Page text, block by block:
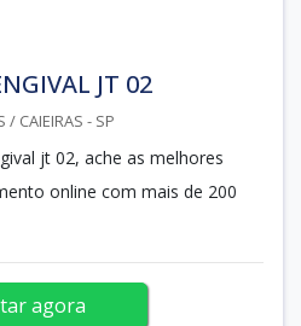
JT 02
/ CAIEIRAS - SP
jt 02, ache as melhores
online com mais de 200
agora